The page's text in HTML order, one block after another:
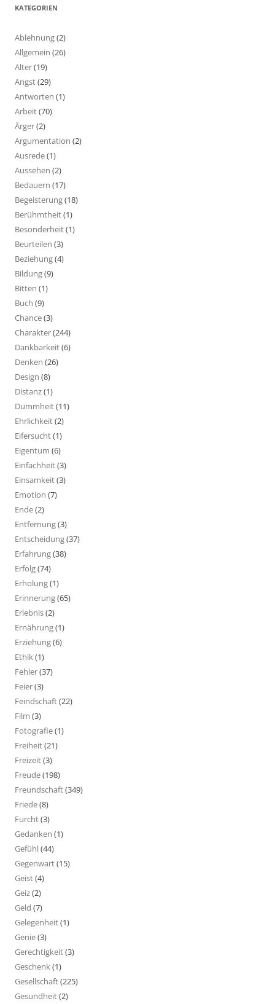
KATEGORIEN
Ablehnung(2)
Allgemein (26)
Alter(19)
Angst(29)
Antworten (1)
Arbeit(70)
Ärger(2)
Argumentation (2)
Ausrede(1)
Aussehen (2)
Bedauern (17)
Begeisterung(18)
Berühmtheit(1)
Besonderheit(1)
Beurteilen (3)
Beziehung(4)
Bildung(9)
Bitten (1)
Buch (9)
Chance(3)
Charakter(244)
Dankbarkeit(6)
Denken (26)
Design (8)
Distanz(1)
Dummheit(11)
Ehrlichkeit(2)
Eifersucht(1)
Eigentum (6)
Einfachheit(3)
Einsamkeit(3)
Emotion (7)
Ende(2)
Entfernung(3)
Entscheidung(37)
Erfahrung(38)
Erfolg(74)
Erholung(1)
Erinnerung(65)
Erlebnis(2)
Ernährung(1)
Erziehung(6)
Ethik(1)
Fehler(37)
Feier(3)
Feindschaft(22)
Film (3)
Fotografie(1)
Freiheit(21)
Freizeit(3)
Freude(198)
Freundschaft(349)
Friede(8)
Furcht(3)
Gedanken (1)
Gefühl(44)
Gegenwart(15)
Geist(4)
Geiz(2)
Geld (7)
Gelegenheit(1)
Genie(3)
Gerechtigkeit(3)
Geschenk(1)
Gesellschaft(225)
Gesundheit(2)